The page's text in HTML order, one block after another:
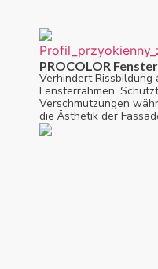
PROCOLOR
Verhindert Rissbildung
Fensterrahmen.
Verschmutzungen
die Ästhetik der